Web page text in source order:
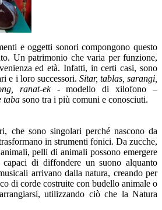
e oggetti sonori compongono questo
Un patrimonio che varia per funzione,
ed età. Infatti, in certi casi, sono
e i loro successori. Sitar, tablas, sarangi,
ranat-ek- modello di xilofono –
taba sono tra i più comuni e conosciuti.
che sono singolari perché nascono da
in strumenti fonici. Da zucche,
pelli di animali possono emergere
capaci di diffondere un suono alquanto
arrivano dalla natura, creando per
di corde costruite con budello animale o
utilizzando ciò che la Natura